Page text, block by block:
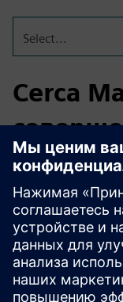
Select...
Cerca
датчика
Компания Cerca
индивидуальных
партнерстве с
проектирования и